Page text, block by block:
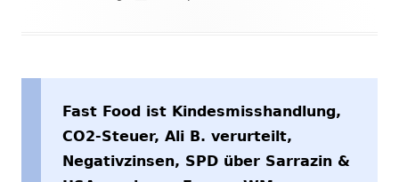
Fast Food ist Kindesmisshandlung,
CO2-Steuer, Ali B. verurteilt,
Negativzinsen, SPD über Sarrazin &